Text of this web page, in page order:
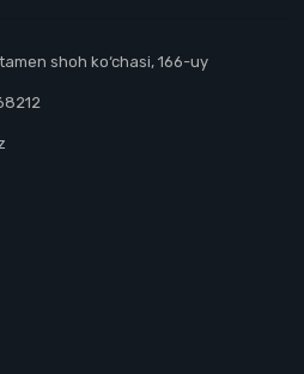
shoh ko‘chasi, 166-uy